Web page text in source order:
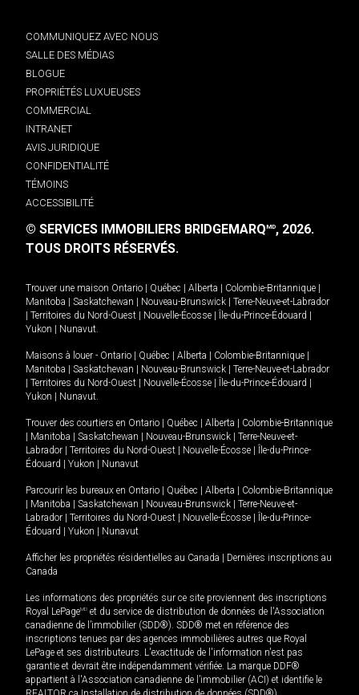
COMMUNIQUEZ AVEC NOUS
SALLE DES MÉDIAS
BLOGUE
PROPRIÉTÉS LUXUEUSES
COMMERCIAL
INTRANET
AVIS JURIDIQUE
CONFIDENTIALITÉ
TÉMOINS
ACCESSIBILITÉ
© SERVICES IMMOBILIERS BRIDGEMARQMD, 2026.
TOUS DROITS RÉSERVÉS.
Trouver une maison Ontario Québec Alberta Colombie-Britannique
Manitoba
Saskatchewan Nouveau-Brunswick
Terre-Neuve-et-Labrador
Territoires du Nord-Ouest Nouvelle-Écosse Île-du-Prince-Édouard
Yukon
Nunavut.
Maisons à louer - Ontario Québec Alberta Colombie-Britannique
Manitoba
Saskatchewan Nouveau-Brunswick
Terre-Neuve-et-Labrador
Territoires du Nord-Ouest Nouvelle-Écosse Île-du-Prince-Édouard
Yukon
Nunavut.
Trouver des courtiers en Ontario Québec Alberta
Colombie-Britannique
Manitoba Saskatchewan Nouveau-Brunswick
Terre-Neuve-et-
Labrador
Territoires du Nord-Ouest Nouvelle-Écosse
Île-du-Prince-
Édouard
Yukon Nunavut
Parcourir les bureaux en Ontario Québec Alberta
Colombie-Britannique
Manitoba Saskatchewan Nouveau-Brunswick
Terre-Neuve-et-
Labrador
Territoires du Nord-Ouest Nouvelle-Écosse
Île-du-Prince-
Édouard
Yukon Nunavut
Afficher les propriétés résidentielles au Canada
Dernières inscriptions au
Canada
Les informations des propriétés sur ce site proviennent des inscriptions
Royal LePageMD et du service de distribution de données de l'Association
canadienne de l’immobilier (SDD®). SDD® met en référence des
inscriptions tenues par des agences immobilières autres que Royal
LePage et ses distributeurs. L'exactitude de l'information n'est pas
garantie et devrait être indépendamment vérifiée. La marque DDF®
appartient à l'Association canadienne de l’immobilier (ACI) et identifie le